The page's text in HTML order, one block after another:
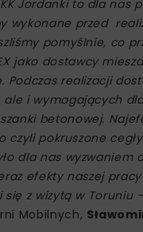
Jordanki to dla nas
wykonane przed
pomyślnie, co
jako dostawcy
Podczas realizacji
ale i wymagających
betonowej.
czyli pokruszone
dla nas wyzwaniem
efekty naszej
się z wizytą w Toruniu
Mobilnych,